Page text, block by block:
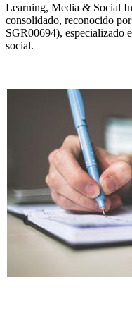
Learning, Media & Social
consolidado, reconocido
SGR00694), especializado
social.